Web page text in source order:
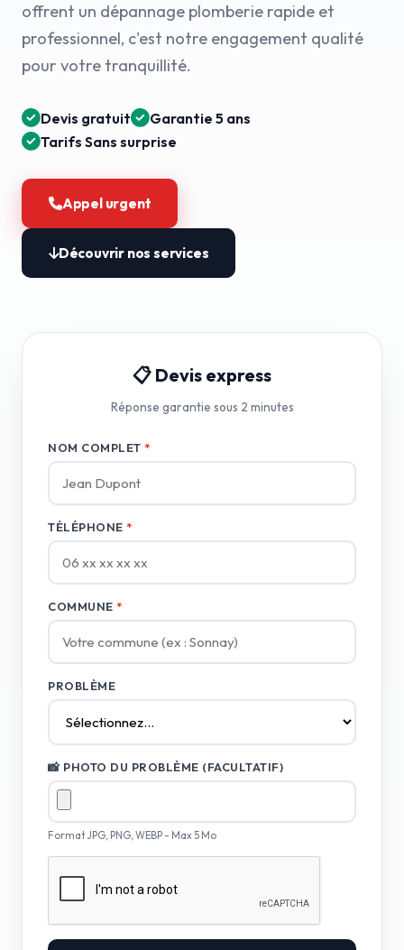
offrent un dépannage plomberie rapide et
professionnel, c'est notre engagement qualité
pour votre tranquillité.
Devis gratuit
Garantie 5 ans
Tarifs Sans surprise
Appel urgent
Découvrir nos services
📋 Devis express
Réponse garantie sous 2 minutes
NOM COMPLET *
TÉLÉPHONE *
COMMUNE *
PROBLÈME
📸 PHOTO DU PROBLÈME (FACULTATIF)
Format JPG, PNG, WEBP - Max 5 Mo